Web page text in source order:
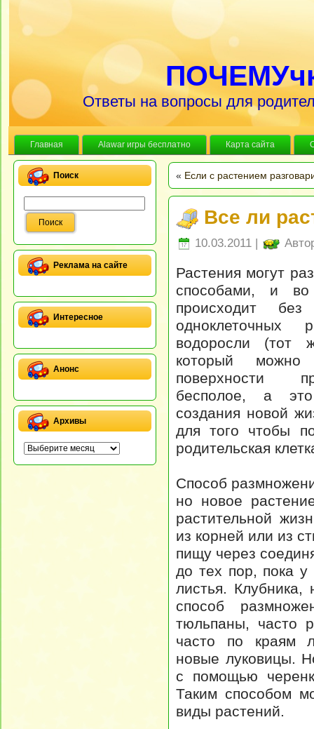
Ответы на вопросы для
Главная Alawar игры бесплатно Карта сайта
Поиск
Реклама на сайте
Интересное
Анонс
Архивы
« Если с растением
Все ли
10.03.2011 |
Растения могут
способами, и
происходит
одноклеточных
водоросли (тот
который
поверхности
бесполое, а
создания новой
для того чтобы
родительская
Способ
но новое
растительной
из корней или из
пищу через
до тех пор, пока
листья. Клубника,
способ
тюльпаны, часто
часто по краям
новые луковицы.
с помощью
Таким способом
виды растений.